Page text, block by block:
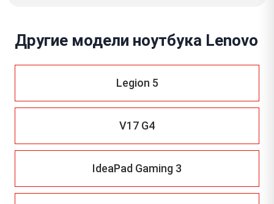
Другие модели ноутбука Lenovo
Legion 5
V17 G4
IdeaPad Gaming 3